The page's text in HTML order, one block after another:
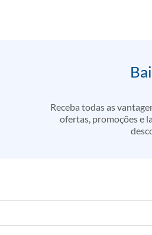
Receba todas as
ofertas, promoções e